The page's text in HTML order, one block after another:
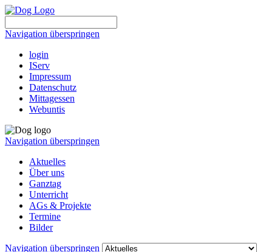
Navigation überspringen
login
IServ
Impressum
Datenschutz
Mittagessen
Webuntis
Navigation überspringen
Aktuelles
Über uns
Ganztag
Unterricht
AGs & Projekte
Termine
Bilder
Navigation überspringen